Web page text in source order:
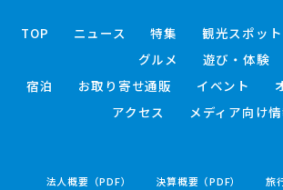
TOP ニュース 特集 観光スポット
グルメ
遊び・体験
宿泊
お取り寄せ通販 イベント
アクセス
メディア向け
法人概要（PDF） 決算概要（PDF）
旅